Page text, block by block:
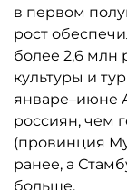
в первом
рост
более 2,6 млн
культуры и
январе–июне
россиян, чем
(провинция
ранее, а
больше.